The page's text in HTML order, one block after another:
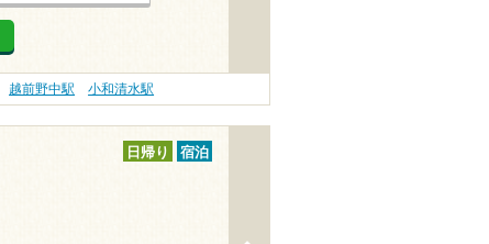
越前野中駅 小和清水駅
日帰り 宿泊